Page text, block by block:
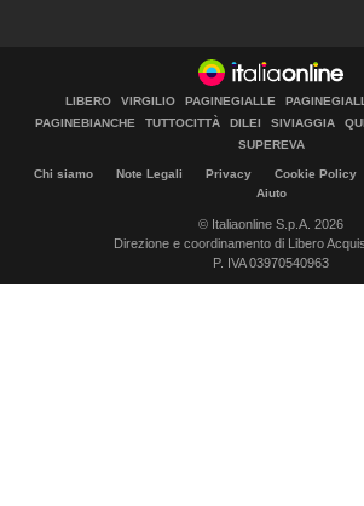
LIBERO VIRGILIO PAGINEGIALLE
PAGINEBIANCHE
TUTTOCITTÀ DILEI SIVIAGGIA
SUPEREVA
Chi siamo Note Legali Privacy Cookie Policy
Aiuto
© Italiaonline S.p.A. 2026
Direzione e coordinamento di Libero
P. IVA 03970540963